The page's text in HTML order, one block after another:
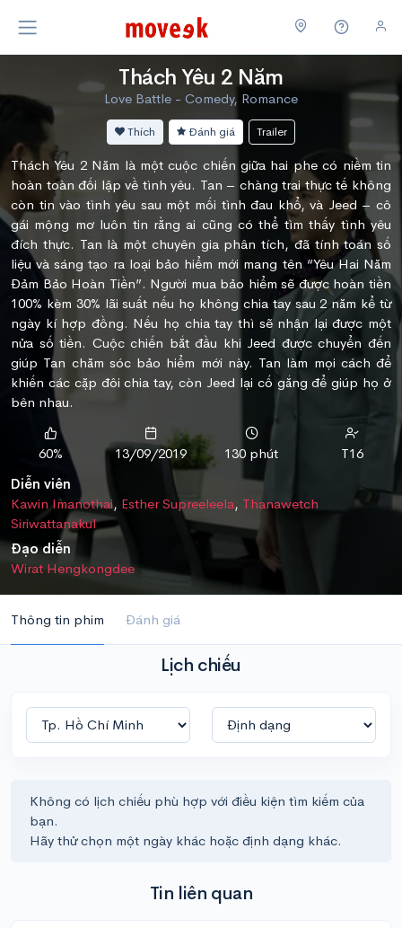
Thách Yêu 2 Năm
Love Battle - Comedy, Romance
Thích Đánh giá Trailer
Thách Yêu 2 Năm là một cuộc chiến giữa hai phe có niềm tin
hoàn toàn đối lập về tình yêu. Tan – chàng trai thực tế không
còn tin vào tình yêu sau một mối tình đau khổ, và Jeed – cô
gái mộng mơ luôn tin rằng ai cũng có thể tìm thấy tình yêu
đích thực. Tan là một chuyên gia phân tích, đã tính toán số
liệu và sáng tạo ra loại bảo hiểm mới mang tên “Yêu Hai Năm
Đảm Bảo Hoàn Tiền”. Người mua bảo hiểm sẽ được hoàn tiền
100% kèm 30% lãi suất nếu họ không chia tay sau 2 năm kể từ
ngày kí hợp đồng. Nếu họ chia tay thì sẽ nhận lại được một
nửa số tiền. Cuộc chiến bắt đầu khi Jeed được chuyển đến
giúp Tan chăm sóc bảo hiểm mới này. Tan làm mọi cách để
khiến các cặp đôi chia tay, còn Jeed lại cố gắng để giúp họ ở
bên nhau.
60% 13/09/2019 130 phút
T16
Diễn viên
Kawin Imanothai, Esther Supreeleela, Thanawetch
Siriwattanakul
Đạo diễn
Wirat Hengkongdee
Thông tin phim Đánh giá
Lịch chiếu
Không có lịch chiếu phù hợp với điều kiện tìm kiếm của
bạn.
Hãy thử chọn một ngày khác hoặc định dạng khác.
Tin liên quan